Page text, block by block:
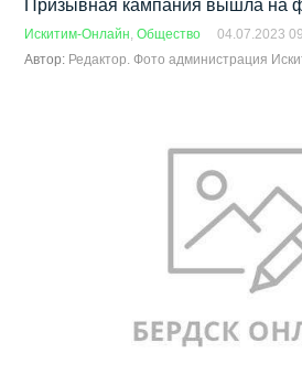
Призывная кампания вышла на
Искитим-Онлайн,Общество
04.07.2023
Автор: Редактор. Фото администрация